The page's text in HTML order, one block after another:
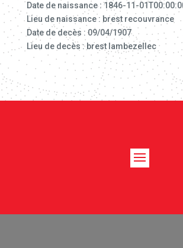
Date de naissance : 1846-11-
Lieu de naissance : brest recouvrance
Date de decès : 09/04/1907
Lieu de decès : brest lambezellec